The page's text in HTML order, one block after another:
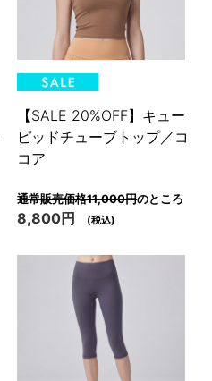
【SALE 20%OFF】キュー
ピッドチューブトップ／コ
コア
通常販売価格11,000円のところ
8,800円 (税込)